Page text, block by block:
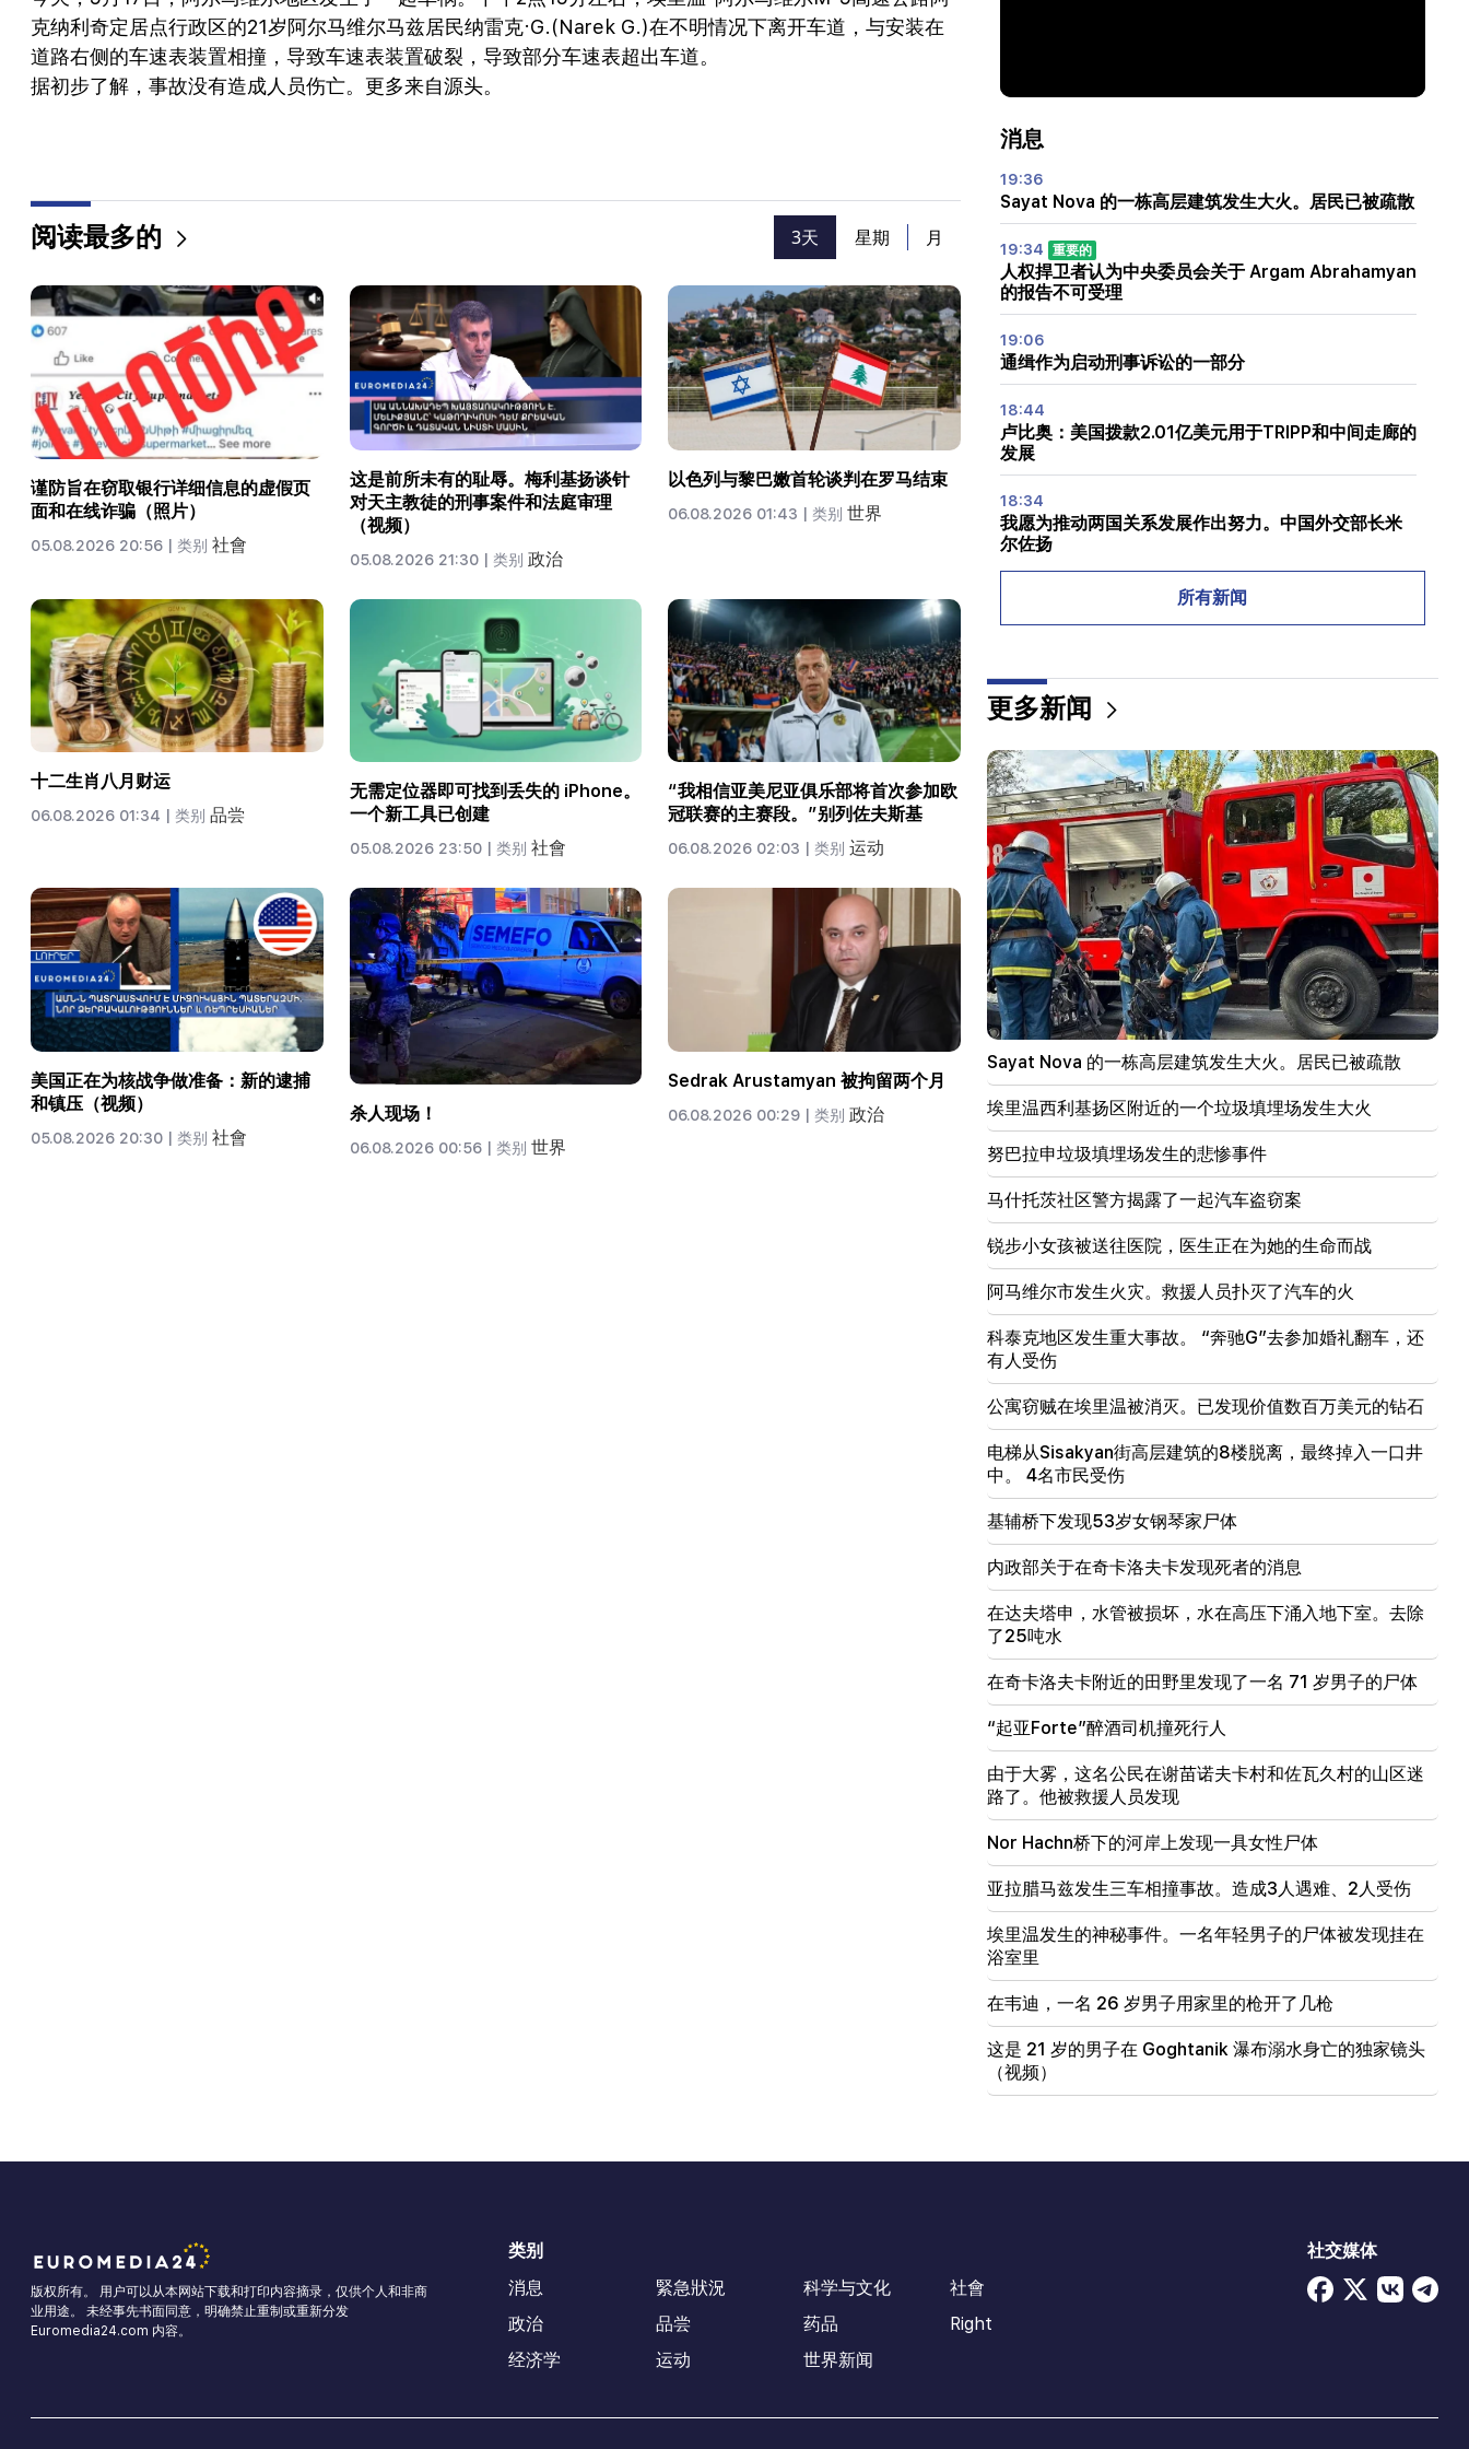
克纳利奇定居点行政区的21岁阿尔马维尔马兹居民纳雷克·G.(Narek G.)在不明情况下离开车道，与安装在
道路右侧的车速表装置相撞，导致车速表装置破裂，导致部分车速表超出车道。
据初步了解，事故没有造成人员伤亡。更多来自源头。
阅读最多的 3天 星期 月
谨防旨在窃取银行详细信息的虚假页
面和在线诈骗（照片）
05.08.2026 20:56 | 类别 社會
这是前所未有的耻辱。梅利基扬谈针
对天主教徒的刑事案件和法庭审理
（视频）
05.08.2026 21:30 | 类别 政治
以色列与黎巴嫩首轮谈判在罗马结束
06.08.2026 01:43 | 类别世界
十二生肖八月财运
06.08.2026 01:34 | 类别 品尝
无需定位器即可找到丢失的 iPhone。
一个新工具已创建
05.08.2026 23:50 | 类别 社會
“我相信亚美尼亚俱乐部将首次参加欧
冠联赛的主赛段。”别列佐夫斯基
06.08.2026 02:03 | 类别运动
美国正在为核战争做准备：新的逮捕
和镇压（视频）
05.08.2026 20:30 | 类别 社會
杀人现场！
06.08.2026 00:56 | 类别 世界
Sedrak Arustamyan 被拘留两个月
06.08.2026 00:29 | 类别政治
消息
19:36
Sayat Nova 的一栋高层建筑发生大火。居民已被疏散
19:34 重要的
人权捍卫者认为中央委员会关于 Argam Abrahamyan
的报告不可受理
19:06
通缉作为启动刑事诉讼的一部分
18:44
卢比奥：美国拨款2.01亿美元用于TRIPP和中间走廊的
发展
18:34
我愿为推动两国关系发展作出努力。中国外交部长米
尔佐扬
我必须在球场上证明我是有价值的。姆希塔良谈到了
17:42
帕辛扬：TRIPP将改变亚美尼亚在全球投资版图上的地
位
17:34
英国正在为新一轮热浪做准备。气温将达到36°C
17:00 重要的
西方将远离亚美尼亚。梅德韦杰夫警告埃里温
16:22
无人机在保加利亚连接土耳其和乌克兰的天然气管道
附近爆炸
16:06
伊朗向美国开放霍尔木兹海峡提出条件
15:47
土耳其已开始限制商船在黑海的活动
14:10
冯德莱恩：美国和欧盟必须联合打击俄罗斯所有收入
13:28
由于可能有新的移民涌入，休达的防御已得到加强
13:03 重要的
台风“海豚”袭击日本并向中国移动。有人员伤亡
11:09
热浪期间，欧盟使用了创纪录的冬季储存天然气量
11:01
一名男子在尝试从摩洛哥滑翔至休达时死亡
10:20
阿韦拉多·德拉埃斯普里埃拉正式就任哥伦比亚总统
古斯塔沃·佩特罗辞去哥伦比亚总统职务
“发布”。女牧师和她们的丈夫赚多少钱？
所有新闻
更多新闻
Sayat Nova 的一栋高层建筑发生大火。居民已被疏散
埃里温西利基扬区附近的一个垃圾填埋场发生大火
努巴拉申垃圾填埋场发生的悲惨事件
马什托茨社区警方揭露了一起汽车盗窃案
锐步小女孩被送往医院，医生正在为她的生命而战
阿马维尔市发生火灾。救援人员扑灭了汽车的火
科泰克地区发生重大事故。 “奔驰G”去参加婚礼翻车，还
有人受伤
公寓窃贼在埃里温被消灭。已发现价值数百万美元的钻石
电梯从Sisakyan街高层建筑的8楼脱离，最终掉入一口井
中。 4名市民受伤
基辅桥下发现53岁女钢琴家尸体
内政部关于在奇卡洛夫卡发现死者的消息
在达夫塔申，水管被损坏，水在高压下涌入地下室。去除
了25吨水
在奇卡洛夫卡附近的田野里发现了一名 71 岁男子的尸体
“起亚Forte”醉酒司机撞死行人
由于大雾，这名公民在谢苗诺夫卡村和佐瓦久村的山区迷
路了。他被救援人员发现
Nor Hachn桥下的河岸上发现一具女性尸体
亚拉腊马兹发生三车相撞事故。造成3人遇难、2人受伤
埃里温发生的神秘事件。一名年轻男子的尸体被发现挂在
浴室里
在韦迪，一名 26 岁男子用家里的枪开了几枪
这是 21 岁的男子在 Goghtanik 瀑布溺水身亡的独家镜头
（视频）
版权所有。 用户可以从本网站下载和打印内容摘录，仅供个人和非商
业用途。 未经事先书面同意，明确禁止重制或重新分发
Euromedia24.com 内容。
类别
消息
政治
经济学
緊急狀況
品尝
运动
科学与文化
药品
世界新闻
社會
Right
社交媒体